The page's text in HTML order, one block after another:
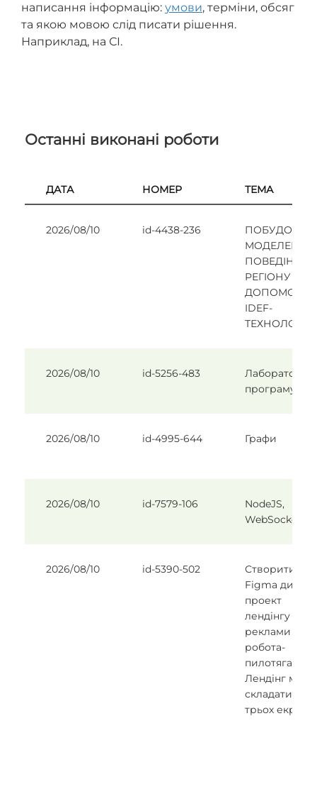
написання інформацію: умови, терміни, обсяг
та якою мовою слід писати рішення.
Наприклад, на СІ.
Останні виконані роботи
ДАТА НОМЕР ТЕМА
2026/08/10 id-4438-236
ПОБУДОВА
МОДЕЛЕЙ
ПОВЕДІНКИ
РЕГІОНУ ЗА
IDEF-
ТЕХНОЛОГІЇ
2026/08/10 id-5256-483
Лабораторні
2026/08/10 id-4995-644 Графи
2026/08/10 id-7579-106
NodeJS,
WebSocket
2026/08/10 id-5390-502
Створити в
Figma
проект
лендінгу для
реклами
робота-
пилотяга.
Лендінг має
складатис з
трьох